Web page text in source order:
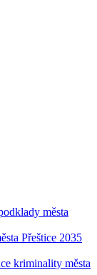
města
Přeštice 2035
kriminality města